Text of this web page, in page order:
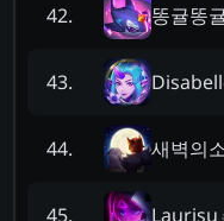
42. 똥귤똥
43. Disabell
44. 새벽의
45. Laurisu